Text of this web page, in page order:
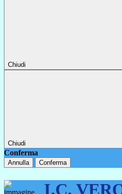
Chiudi
Chiudi
Conferma
Annulla Conferma
I.C.